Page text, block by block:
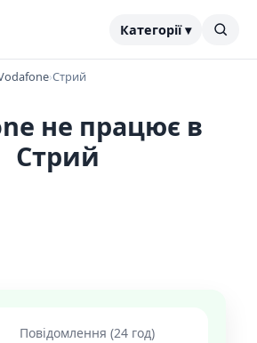
Категорії ▾
›Стрий
не працює в
Стрий
Повідомлення (24 год)